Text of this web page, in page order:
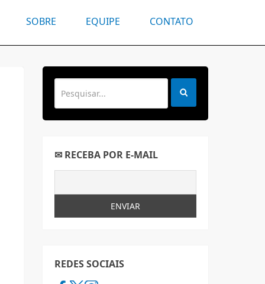
SOBRE EQUIPE CONTATO
✉ RECEBA POR E-MAIL
REDES SOCIAIS